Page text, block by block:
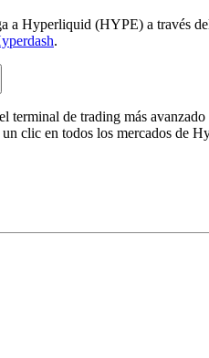
a Hyperliquid (HYPE) a través
.
de trading más
clic en todos los mercados de